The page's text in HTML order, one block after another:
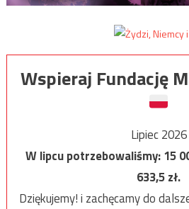
Wspieraj Fundację
Lipiec 2026
W lipcu potrzebowaliśmy:15
633,5zł.
Dziękujemy! i zachęcamy do